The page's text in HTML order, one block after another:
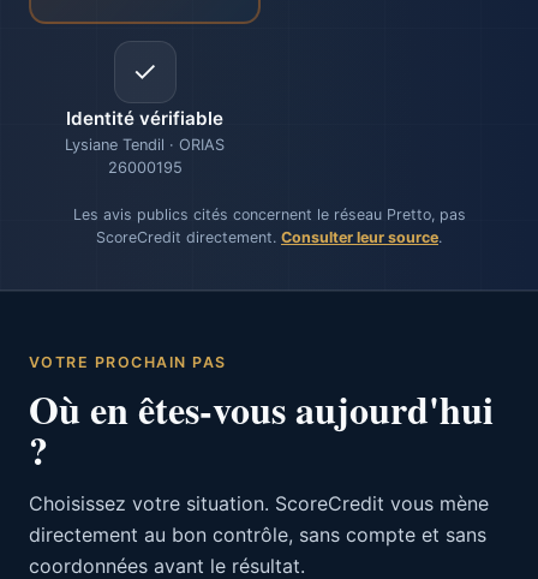
✓
Identité vérifiable
Lysiane Tendil · ORIAS
26000195
Les avis publics cités concernent le réseau Pretto, pas
ScoreCredit directement. Consulter leur source.
VOTRE PROCHAIN PAS
Où en êtes-vous aujourd'hui
?
Choisissez votre situation. ScoreCredit vous mène
directement au bon contrôle, sans compte et sans
coordonnées avant le résultat.